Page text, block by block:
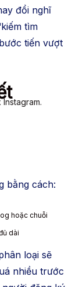
đổi nghĩ
tìm
tiến vượt
bằng cách:
hoặc chuỗi
dài
loại sẽ
nhiều trước